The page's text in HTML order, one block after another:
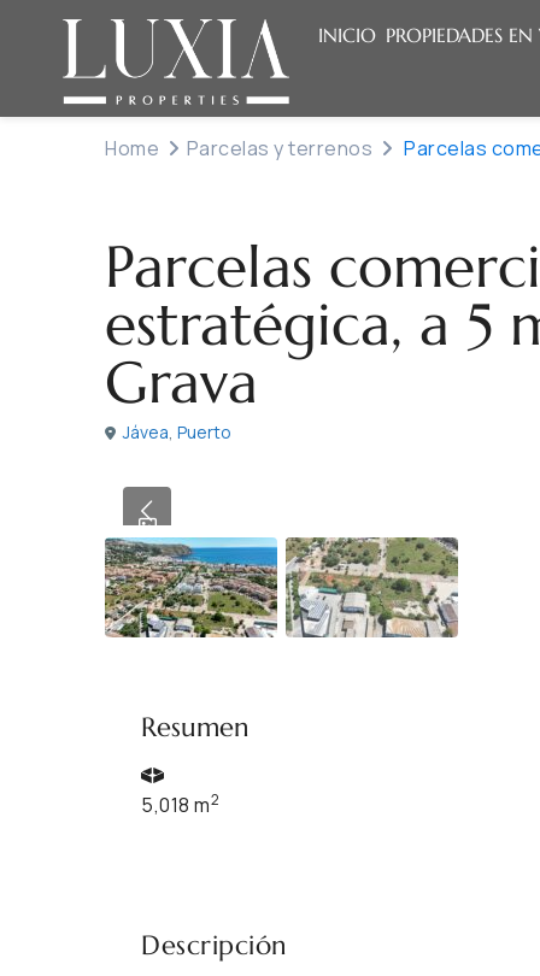
INICIO PROPIEDADES
Home Parcelas y terrenos Parcelas
Parcelas
estratégica, a 5
Grava
Jávea, Puerto
Previous
Resumen
5,018 m2
Descripción